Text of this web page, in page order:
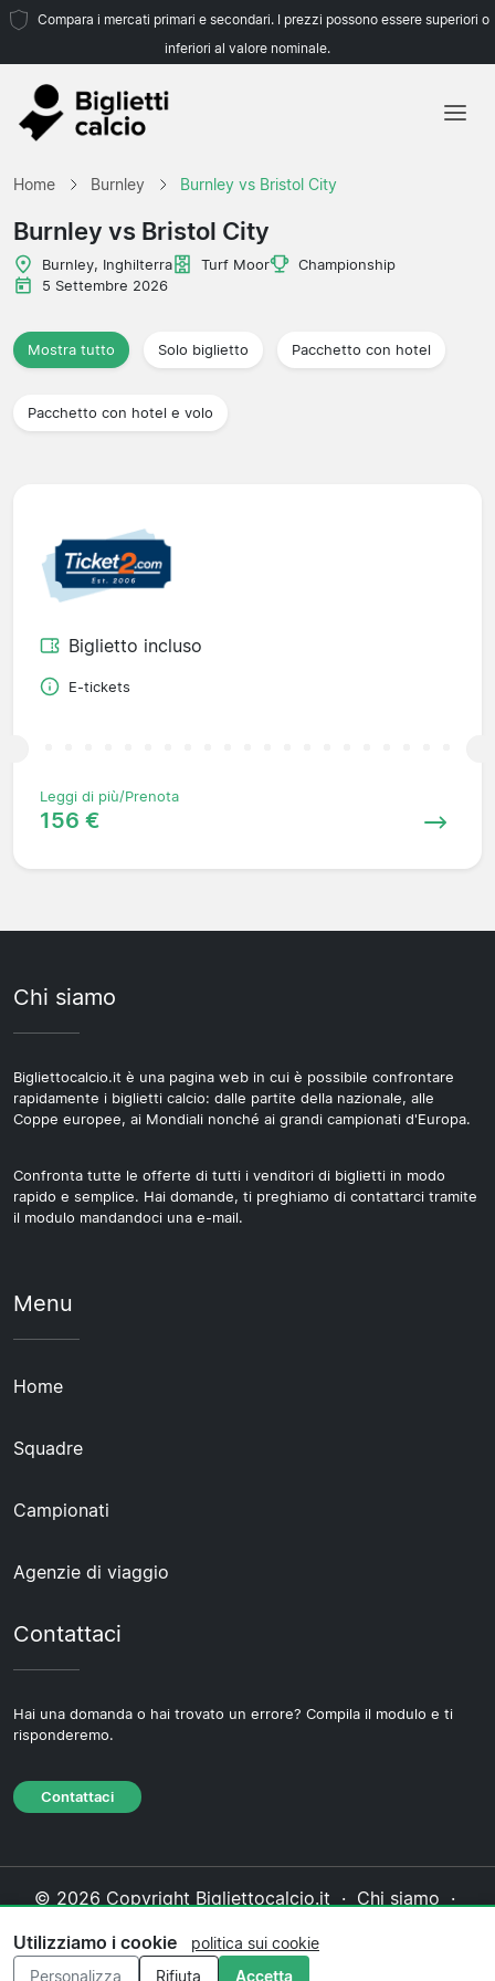
Compara i mercati primari e secondari. I prezzi possono essere superiori o
inferiori al valore nominale.
Campionati
Home Burnley Burnley vs Bristol City
Burnley vs Bristol City
Burnley, Inghilterra Turf Moor
Championship
5 Settembre 2026
Mostra tutto Solo biglietto Pacchetto con hotel
Pacchetto con hotel e volo
Biglietto incluso
E-tickets
Leggi di più/Prenota
156 €
Chi siamo
Bigliettocalcio.it è una pagina web in cui è possibile confrontare
rapidamente i biglietti calcio: dalle partite della nazionale, alle
Coppe europee, ai Mondiali nonché ai grandi campionati d'Europa.
Confronta tutte le offerte di tutti i venditori di biglietti in modo
rapido e semplice. Hai domande, ti preghiamo di contattarci tramite
il modulo mandandoci una e-mail.
Menu
Home
Squadre
Campionati
Agenzie di viaggio
Contattaci
Hai una domanda o hai trovato un errore? Compila il modulo e ti
risponderemo.
Contattaci
© 2026 Copyright Bigliettocalcio.it · Chi siamo ·
cookie·Politica editoriale
Utilizziamo i cookie
politica sui cookie
Personalizza
Rifiuta Accetta